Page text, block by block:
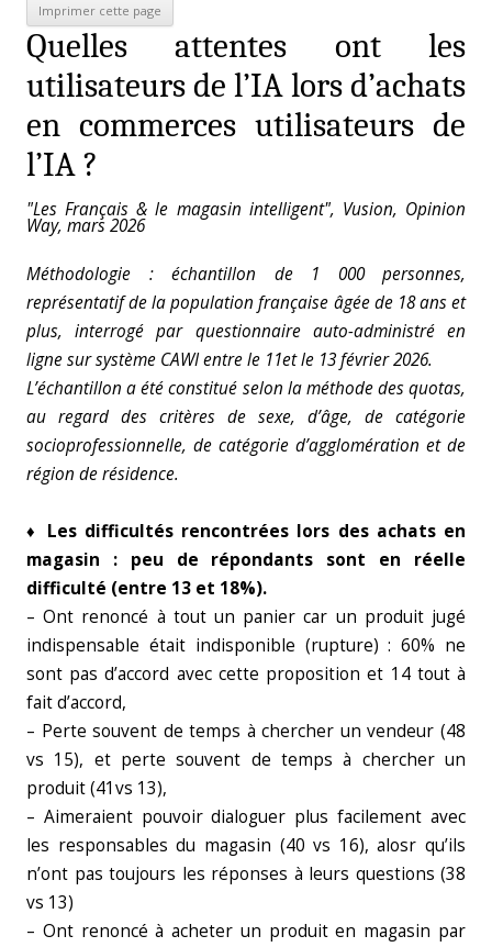
Quelles attentes ont les
utilisateurs de l’IA lors d’achats
en commerces utilisateurs de
l’IA ?
"Les Français & le magasin intelligent", Vusion, Opinion
Way, mars 2026
Méthodologie : échantillon de 1 000 personnes,
représentatif de la population française âgée de 18 ans et
plus, interrogé par questionnaire auto-administré en
ligne sur système CAWIentre le 11et le 13 février 2026.
L’échantillon a été constitué selon la méthode des quotas,
au regard des critères de sexe, d’âge, de catégorie
socioprofessionnelle, de catégorie d’agglomération et de
région de résidence.
♦ Les difficultés rencontrées lors des achats en
magasin : peu de répondants sont en réelle
difficulté (entre 13 et 18%).
– Ont renoncé à tout un panier car un produit jugé
indispensable était indisponible (rupture) : 60% ne
sont pas d’accord avec cette proposition et 14 tout à
fait d’accord,
– Perte souvent de temps à chercher un vendeur (48
vs 15), et perte souvent de temps à chercher un
produit (41vs 13),
– Aimeraient pouvoir dialoguer plus facilement avec
les responsables du magasin (40 vs 16), alosr qu’ils
n’ont pas toujours les réponses à leurs questions (38
vs 13)
– Ont renoncé à acheter un produit en magasin par